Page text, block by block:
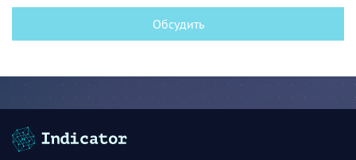
Обсудить